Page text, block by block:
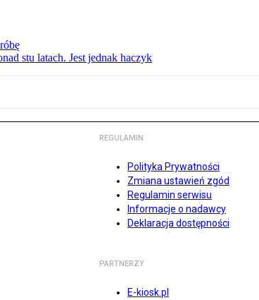
stu latach. Jest jednak haczyk
REGULAMIN
Polityka Prywatności
Zmiana ustawień zgód
Regulamin serwisu
Informacje o nadawcy
Deklaracja dostępności
PARTNERZY
E-kiosk.pl